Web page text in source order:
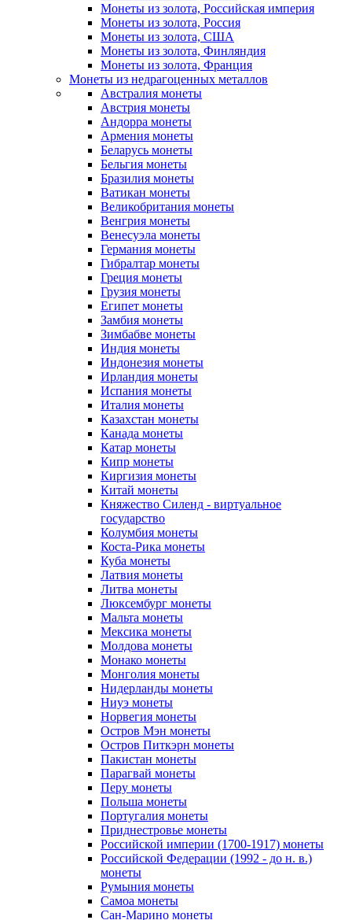
Монеты из золота, Российская империя
Монеты из золота, Россия
Монеты из золота, США
Монеты из золота, Финляндия
Монеты из золота, Франция
Монеты из недрагоценных металлов
Австралия монеты
Австрия монеты
Андорра монеты
Армения монеты
Беларусь монеты
Бельгия монеты
Бразилия монеты
Ватикан монеты
Великобритания монеты
Венгрия монеты
Венесуэла монеты
Германия монеты
Гибралтар монеты
Греция монеты
Грузия монеты
Египет монеты
Замбия монеты
Зимбабве монеты
Индия монеты
Индонезия монеты
Ирландия монеты
Испания монеты
Италия монеты
Казахстан монеты
Канада монеты
Катар монеты
Кипр монеты
Киргизия монеты
Китай монеты
Княжество Силенд - виртуальное
государство
Колумбия монеты
Коста-Рика монеты
Куба монеты
Латвия монеты
Литва монеты
Люксембург монеты
Мальта монеты
Мексика монеты
Молдова монеты
Монако монеты
Монголия монеты
Нидерланды монеты
Ниуэ монеты
Норвегия монеты
Остров Мэн монеты
Остров Питкэрн монеты
Пакистан монеты
Парагвай монеты
Перу монеты
Польша монеты
Португалия монеты
Приднестровье монеты
Российской империи (1700-1917) монеты
Российской Федерации (1992 - до н. в.)
монеты
Румыния монеты
Самоа монеты
Сан-Марино монеты